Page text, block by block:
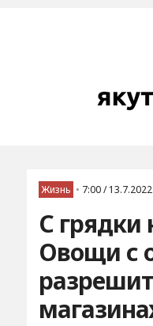
Жизнь • 7:00 / 13.7.2022
С грядки
Овощи с